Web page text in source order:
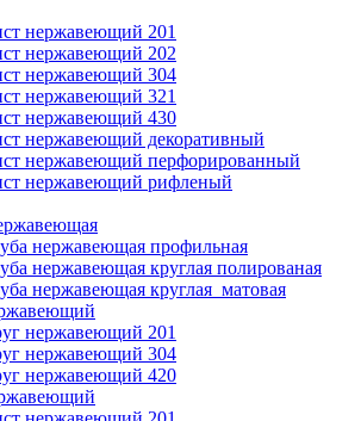
нержавеющий 201
нержавеющий 202
нержавеющий 304
нержавеющий 321
нержавеющий 430
нержавеющий декоративный
нержавеющий перфорированный
нержавеющий рифленый
нержавеющая профильная
нержавеющая круглая полированая
нержавеющая круглая матовая
нержавеющий 201
нержавеющий 304
нержавеющий 420